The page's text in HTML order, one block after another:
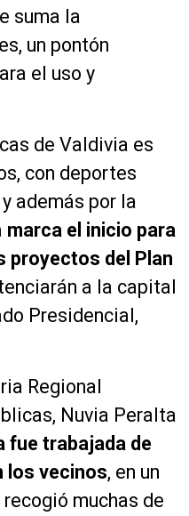
suma la
un pontón
el uso y
de Valdivia es
con deportes
además por la
marca el inicio para
proyectos del Plan
a la capital
Presidencial,
Regional
Nuvia Peralta
fue trabajada de
los vecinos, en un
muchas de